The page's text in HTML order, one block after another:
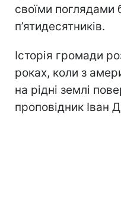
своїми поглядами
п’ятидесятників.
Історія громади
роках, коли з
на рідні землі
проповідник Іван